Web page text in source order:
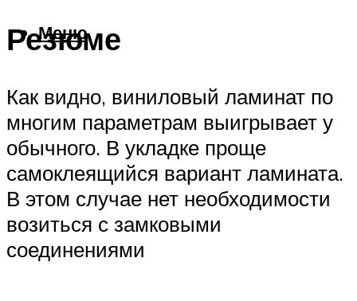
Меню
Резюме
Как видно, виниловый ламинат по
многим параметрам выигрывает у
обычного. В укладке проще
самоклеящийся вариант ламината.
В этом случае нет необходимости
возиться с замковыми
соединениями